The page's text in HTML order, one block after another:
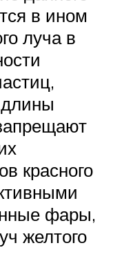
в ином
луча в
красного
фары,
желтого